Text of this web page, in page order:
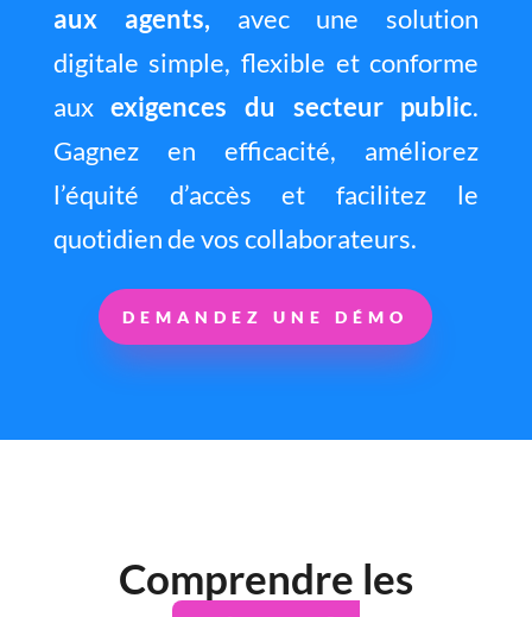
aux agents, avec une solution
digitale simple, flexible et conforme
auxexigences du secteur public.
Gagnez en efficacité, améliorez
l’équité d’accès et facilitez le
quotidien de vos collaborateurs.
DEMANDEZ UNE DÉMO
Comprendre les